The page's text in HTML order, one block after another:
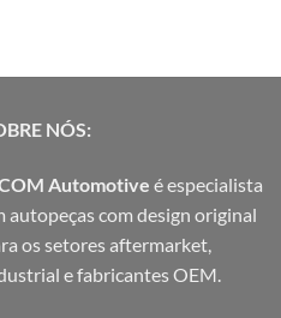
NÓS:
Automotive é especialista
autopeças com design original
os setores aftermarket,
e fabricantes OEM.